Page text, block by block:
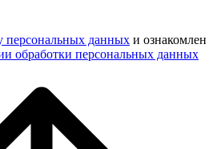
персональных данных и ознакомлен
обработки персональных данных